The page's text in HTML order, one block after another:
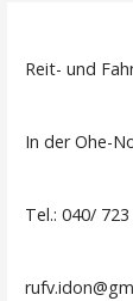
Reit- und
In der Ohe-
Tel.: 040/